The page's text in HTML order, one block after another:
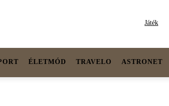
Játék
ÉLETMÓD TRAVELO ASTRONET